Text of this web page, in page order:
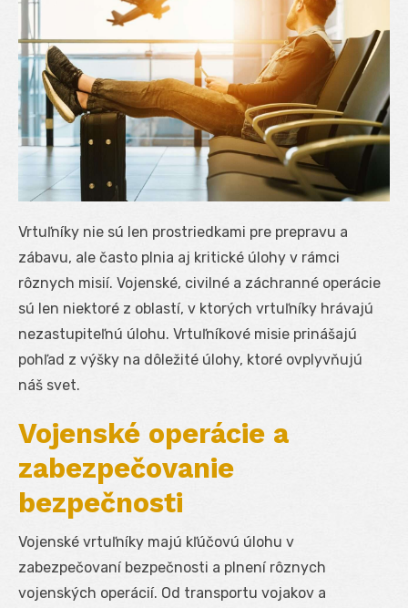
Vrtuľníky nie sú len prostriedkami pre prepravu a
zábavu, ale často plnia aj kritické úlohy v rámci
rôznych misií. Vojenské, civilné a záchranné operácie
sú len niektoré z oblastí, v ktorých vrtuľníky hrávajú
nezastupiteľnú úlohu. Vrtuľníkové misie prinášajú
pohľad z výšky na dôležité úlohy, ktoré ovplyvňujú
náš svet.
Vojenské operácie a
zabezpečovanie
bezpečnosti
Vojenské vrtuľníky majú kľúčovú úlohu v
zabezpečovaní bezpečnosti a plnení rôznych
vojenských operácií. Od transportu vojakov a